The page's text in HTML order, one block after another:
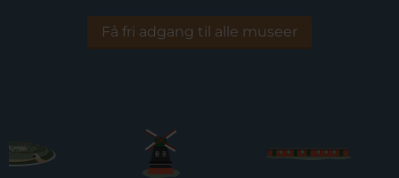
Få fri adgang til alle museer